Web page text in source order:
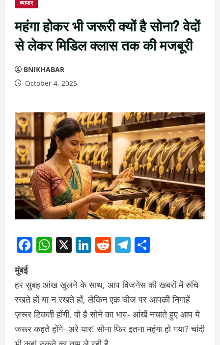
व्यापार
महंगा होकर भी जरूरी क्यों है सोना? वेदों
से लेकर मिडिल क्लास तक की मजबूरी
BNIKHABAR
October 4, 2025
Facebook
WhatsApp
X LinkedIn
RedditTelegram
मुंबई
हर सुबह आंख खुलने के साथ, आप बिजनेस की खबरों में रुचि
रखते हों या न रखते हों, लेकिन एक चीज पर आपकी निगाहें
ज़रूर टिकती होंगी, वो है सोने का भाव- आंखें नचाते हुए आप ये
जरूर कहते होंगे- अरे यार! सोना फिर इतना महंगा हो गया? चांदी